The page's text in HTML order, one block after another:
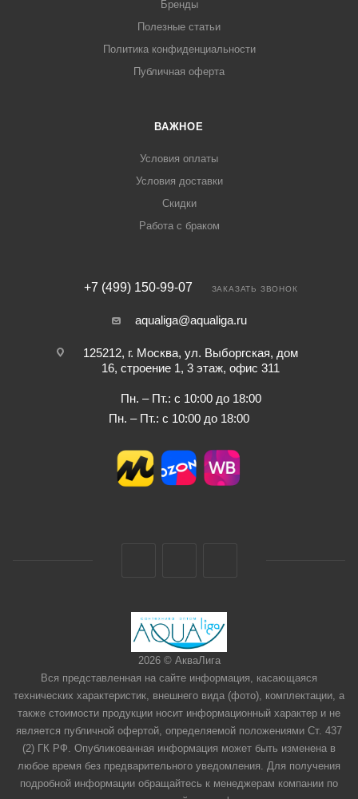
Бренды
Полезные статьи
Политика конфиденциальности
Публичная оферта
ВАЖНОЕ
Условия оплаты
Условия доставки
Скидки
Работа с браком
+7 (499) 150-99-07 ЗАКАЗАТЬ ЗВОНОК
aqualiga@aqualiga.ru
125212, г. Москва, ул. Выборгская, дом
16, строение 1, 3 этаж, офис 311
Пн. – Пт.: с 10:00 до 18:00
Пн. – Пт.: с 10:00 до 18:00
2026 © АкваЛига
Вся представленная на сайте информация, касающаяся
технических характеристик, внешнего вида (фото), комплектации, а
также стоимости продукции носит информационный характер и не
является публичной офертой, определяемой положениями Ст. 437
(2) ГК РФ. Опубликованная информация может быть изменена в
любое время без предварительного уведомления. Для получения
подробной информации обращайтесь к менеджерам компании по